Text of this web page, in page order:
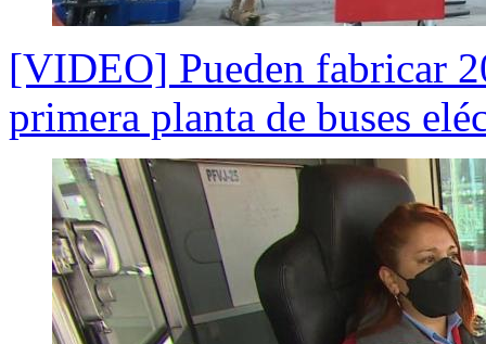
[VIDEO] Pueden fabricar
primera planta de buses